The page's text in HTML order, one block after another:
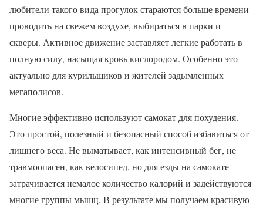
любители такого вида прогулок стараются больше времени
проводить на свежем воздухе, выбираться в парки и
скверы. Активное движение заставляет легкие работать в
полную силу, насыщая кровь кислородом. Особенно это
актуально для курильщиков и жителей задымленных
мегаполисов.
Многие эффективно используют самокат для похудения.
Это простой, полезный и безопасный способ избавиться от
лишнего веса. Не выматывает, как интенсивный бег, не
травмоопасен, как велосипед, но для езды на самокате
затрачивается немалое количество калорий и задействуются
многие группы мышц. В результате мы получаем красивую